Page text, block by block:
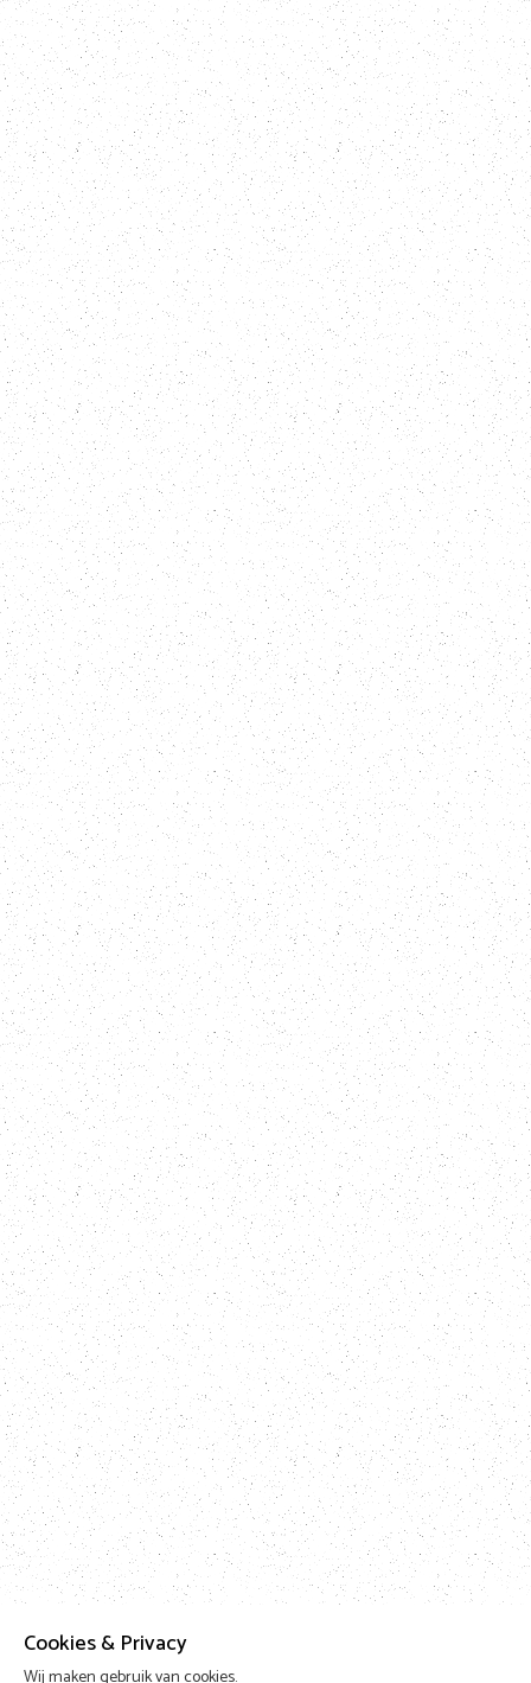
Cookies & Privacy